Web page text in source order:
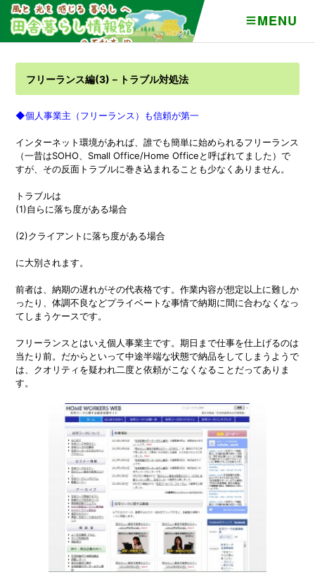
MENU
フリーランス編(3)－トラブル対処法
◆個人事業主（フリーランス）も信頼が第一
インターネット環境があれば、誰でも簡単に始められるフリーランス
（一昔はSOHO、Small Office/Home Officeと呼ばれてました）で
すが、その反面トラブルに巻き込まれることも少なくありません。
トラブルは
(1)自らに落ち度がある場合
(2)クライアントに落ち度がある場合
に大別されます。
前者は、納期の遅れがその代表格です。作業内容が想定以上に難しか
ったり、体調不良などプライベートな事情で納期に間に合わなくなっ
てしまうケースです。
フリーランスとはいえ個人事業主です。期日まで仕事を仕上げるのは
当たり前。だからといって中途半端な状態で納品をしてしまうようで
は、クオリティを疑われ二度と依頼がこなくなることだってありま
す。